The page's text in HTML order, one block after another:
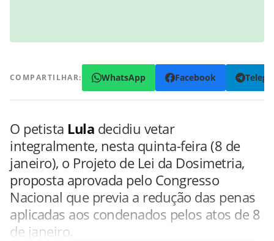
COMPARTILHAR: WhatsApp Facebook
O petista Lula decidiu vetar
integralmente, nesta quinta-feira (8 de
janeiro), o Projeto de Lei da Dosimetria,
proposta aprovada pelo Congresso
Nacional que previa a redução das penas
aplicadas aos condenados pelos atos de 8
de janeiro.